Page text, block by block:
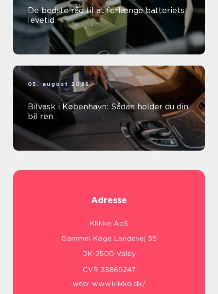
De bedste råd til at forlænge batteriets
levetid
05. august 2025
Bilvask i København: Sådan holder du din
bil ren
Adresse
web: www.klikko.dk/